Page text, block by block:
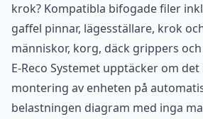
krok? Kompatibla bifogade filer
gaffel pinnar, lägesställare, krok
människor, korg, däck grippers
E-Reco Systemet upptäcker om
montering av enheten på
belastningen diagram med inga